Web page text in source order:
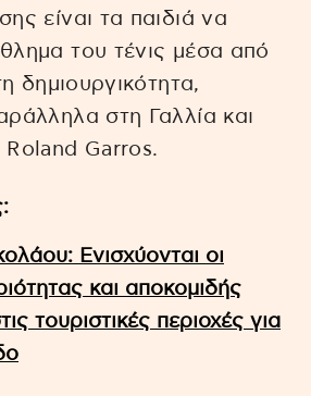
είναι τα παιδιά να
του τένις μέσα από
δημιουργικότητα,
στη Γαλλία και
Garros.
Ενισχύονται οι
και αποκομιδής
τουριστικές περιοχές για